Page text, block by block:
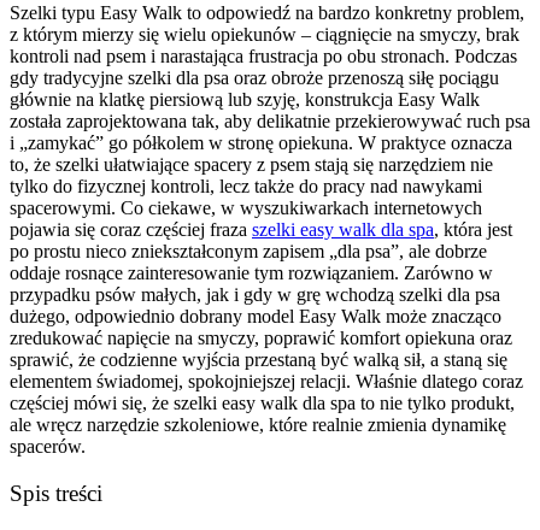
Szelki typu Easy Walk to odpowiedź na bardzo konkretny problem,
z którym mierzy się wielu opiekunów – ciągnięcie na smyczy, brak
kontroli nad psem i narastająca frustracja po obu stronach. Podczas
gdy tradycyjne szelki dla psa oraz obroże przenoszą siłę pociągu
głównie na klatkę piersiową lub szyję, konstrukcja Easy Walk
została zaprojektowana tak, aby delikatnie przekierowywać ruch psa
i „zamykać” go półkolem w stronę opiekuna. W praktyce oznacza
to, że szelki ułatwiające spacery z psem stają się narzędziem nie
tylko do fizycznej kontroli, lecz także do pracy nad nawykami
spacerowymi. Co ciekawe, w wyszukiwarkach internetowych
pojawia się coraz częściej fraza szelki easy walk dla spa, która jest
po prostu nieco zniekształconym zapisem „dla psa”, ale dobrze
oddaje rosnące zainteresowanie tym rozwiązaniem. Zarówno w
przypadku psów małych, jak i gdy w grę wchodzą szelki dla psa
dużego, odpowiednio dobrany model Easy Walk może znacząco
zredukować napięcie na smyczy, poprawić komfort opiekuna oraz
sprawić, że codzienne wyjścia przestaną być walką sił, a staną się
elementem świadomej, spokojniejszej relacji. Właśnie dlatego coraz
częściej mówi się, że szelki easy walk dla spa to nie tylko produkt,
ale wręcz narzędzie szkoleniowe, które realnie zmienia dynamikę
spacerów.
Spis treści